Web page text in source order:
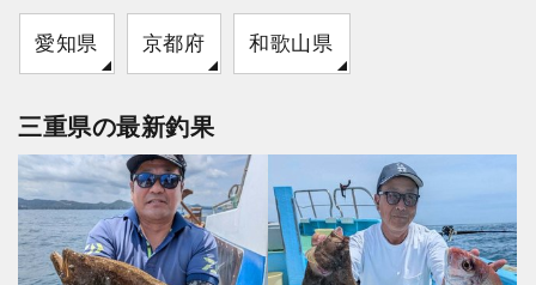
愛知県 京都府 和歌山県
三重県の最新釣果